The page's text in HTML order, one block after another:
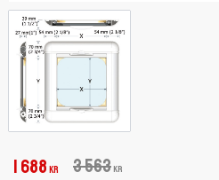
Nedsatt pris:
1 688 KR Ordinarie pris:
3 563KR